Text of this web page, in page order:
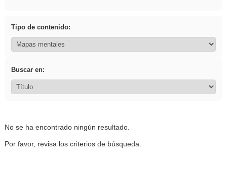
Tipo de contenido:
Buscar en:
No se ha encontrado ningún resultado.
Por favor, revisa los criterios de búsqueda.